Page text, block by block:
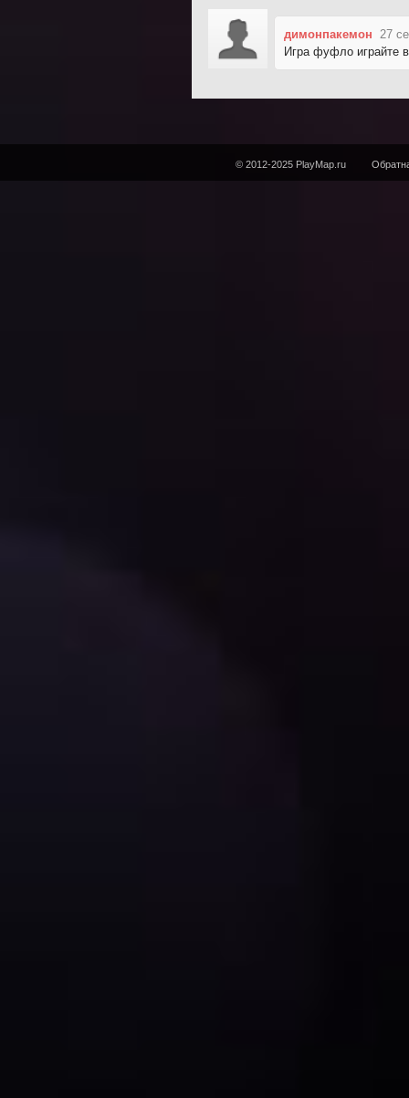
димонпакемон
27
Игра фуфло играйте
© 2012-2025 PlayMap.ru